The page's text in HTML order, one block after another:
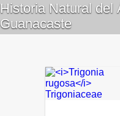
Historia Natural del
Guanacaste